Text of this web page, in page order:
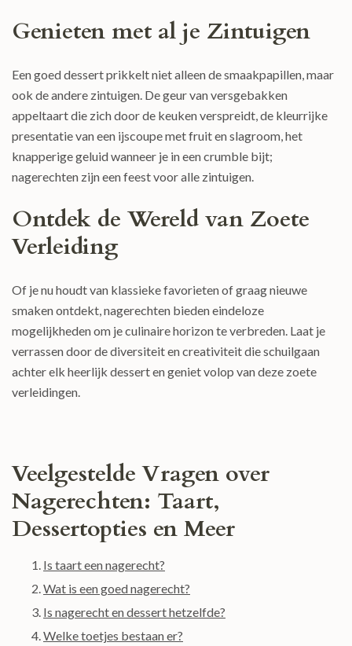
Genieten met al je Zintuigen
Een goed dessert prikkelt niet alleen de smaakpapillen, maar
ook de andere zintuigen. De geur van versgebakken
appeltaart die zich door de keuken verspreidt, de kleurrijke
presentatie van een ijscoupe met fruit en slagroom, het
knapperige geluid wanneer je in een crumble bijt;
nagerechten zijn een feest voor alle zintuigen.
Ontdek de Wereld van Zoete
Verleiding
Of je nu houdt van klassieke favorieten of graag nieuwe
smaken ontdekt, nagerechten bieden eindeloze
mogelijkheden om je culinaire horizon te verbreden. Laat je
verrassen door de diversiteit en creativiteit die schuilgaan
achter elk heerlijk dessert en geniet volop van deze zoete
verleidingen.
Veelgestelde Vragen over
Nagerechten: Taart,
Dessertopties en Meer
Is taart een nagerecht?
Wat is een goed nagerecht?
Is nagerecht en dessert hetzelfde?
Welke toetjes bestaan er?